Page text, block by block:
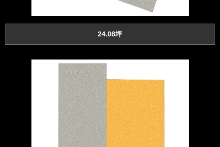
24.08坪